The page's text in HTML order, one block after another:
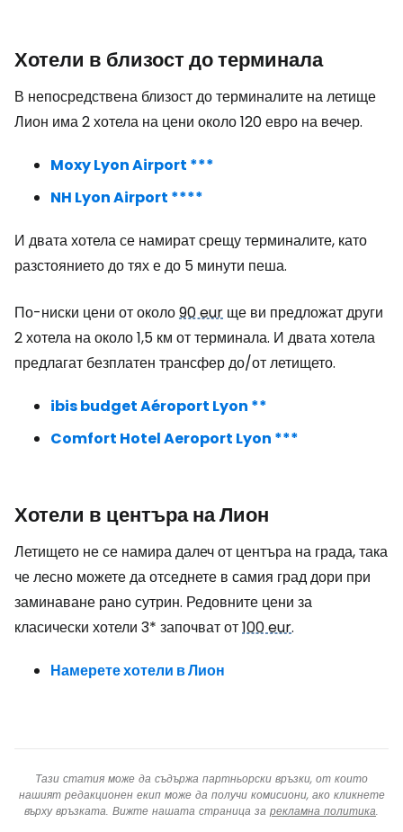
Хотели в близост до терминала
В непосредствена близост до терминалите на летище
Лион има 2 хотела на цени около 120 евро на вечер.
Moxy Lyon Airport ***
NH Lyon Airport ****
И двата хотела се намират срещу терминалите, като
разстоянието до тях е до 5 минути пеша.
По-ниски цени от около90 eur ще ви предложат други
2 хотела на около 1,5 км от терминала. И двата хотела
предлагат безплатен трансфер до/от летището.
ibis budget Aéroport Lyon **
Comfort Hotel Aeroport Lyon ***
Хотели в центъра на Лион
Летището не се намира далеч от центъра на града, така
че лесно можете да отседнете в самия град дори при
заминаване рано сутрин. Редовните цени за
класически хотели 3* започват от100 eur.
Намерете хотели в Лион
Тази статия може да съдържа партньорски връзки, от които
нашият редакционен екип може да получи комисиони, ако кликнете
върху връзката. Вижте нашата страница за рекламна политика.